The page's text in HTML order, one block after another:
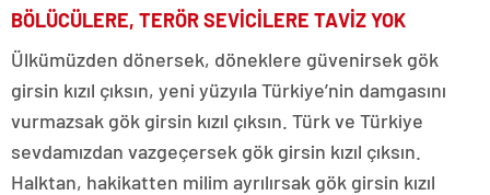
BÖLÜCÜLERE, TERÖR SEVİCİLERE TAVİZ YOK
Ülkümüzden dönersek, döneklere güvenirsek gök
girsin kızıl çıksın, yeni yüzyıla Türkiye’nin damgasını
vurmazsak gök girsin kızıl çıksın. Türk ve Türkiye
sevdamızdan vazgeçersek gök girsin kızıl çıksın.
Halktan, hakikatten milim ayrılırsak gök girsin kızıl